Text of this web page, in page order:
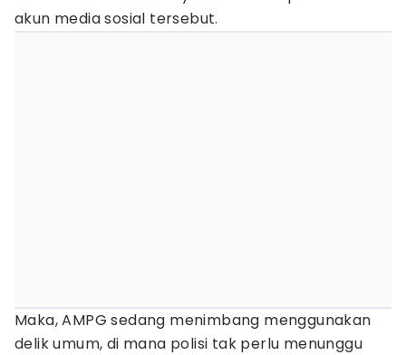
akun media sosial tersebut.
Maka, AMPG sedang menimbang menggunakan
delik umum, di mana polisi tak perlu menunggu